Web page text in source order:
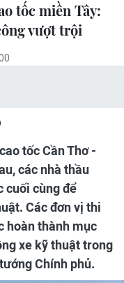
tốc miền Tây:
vượt trội
tốc Cần Thơ -
các nhà thầu
cuối cùng để
Các đơn vị thi
hoàn thành mục
xe kỹ thuật trong
Chính phủ.